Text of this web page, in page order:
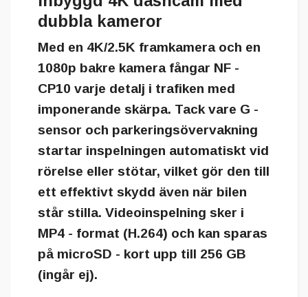
dubbla kameror
Med en 4K/2.5K framkameraoch en
1080p bakre kamerafångar NF -
CP10 varje detalj i trafiken med
imponerande skärpa. Tack vare G -
sensor och parkeringsövervakning
startar inspelningen automatiskt vid
rörelse eller stötar, vilket gör den till
ett effektivt skydd även när bilen
står stilla. Videoinspelning sker i
MP4 - format (H.264) och kan sparas
på microSD - kort upp till 256 GB
(ingår ej).